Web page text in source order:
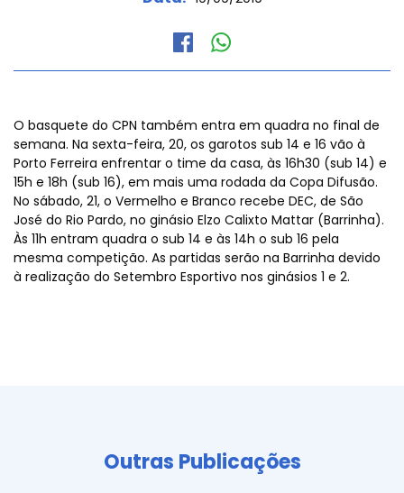
O basquete do CPN também entra em quadra no final de
semana. Na sexta-feira, 20, os garotos sub 14 e 16 vão à
Porto Ferreira enfrentar o time da casa, às 16h30 (sub 14) e
15h e 18h (sub 16), em mais uma rodada da Copa Difusão.
No sábado, 21, o Vermelho e Branco recebe DEC, de São
José do Rio Pardo, no ginásio Elzo Calixto Mattar (Barrinha).
Às 11h entram quadra o sub 14 e às 14h o sub 16 pela
mesma competição. As partidas serão na Barrinha devido
à realização do Setembro Esportivo nos ginásios 1 e 2.
Outras Publicações